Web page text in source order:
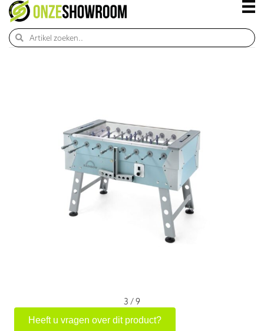
3 /9
Heeft u vragen over dit product?